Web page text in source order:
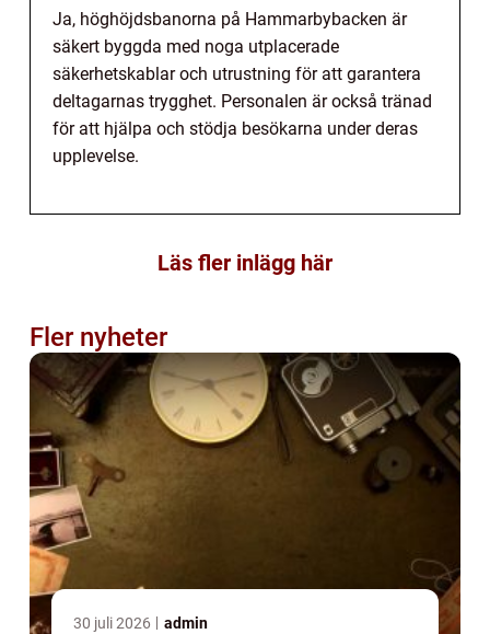
Ja, höghöjdsbanorna på Hammarbybacken är
säkert byggda med noga utplacerade
säkerhetskablar och utrustning för att garantera
deltagarnas trygghet. Personalen är också tränad
för att hjälpa och stödja besökarna under deras
upplevelse.
Läs fler inlägg här
Fler nyheter
30 juli 2026 admin